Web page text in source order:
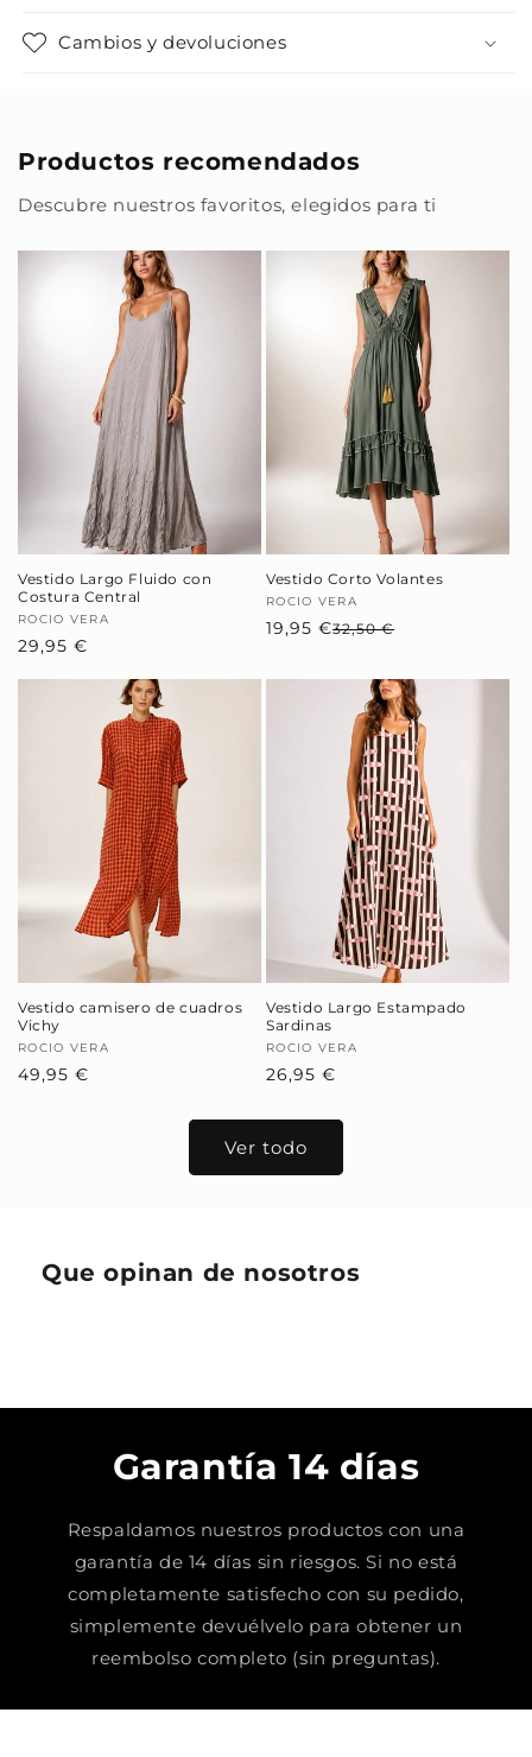
Cambios y devoluciones
Productos recomendados
Descubre nuestros favoritos, elegidos para ti
Vestido Largo Fluido con
Costura Central
Proveedor:
ROCIO VERA
Precio
29,95 €
Vestido Corto Volantes
Proveedor:
ROCIO VERA
32,50 €
oferta
19,95 €
Vestido camisero de cuadros
Vichy
Proveedor:
ROCIO VERA
Precio
49,95 €
Vestido Largo Estampado
Sardinas
Proveedor:
ROCIO VERA
Precio
26,95 €
Ver todo
Que opinan de nosotros
Garantía 14 días
Respaldamos nuestros productos con una
garantía de 14 días sin riesgos. Si no está
completamente satisfecho con su pedido,
simplemente devuélvelo para obtener un
reembolso completo (sin preguntas).